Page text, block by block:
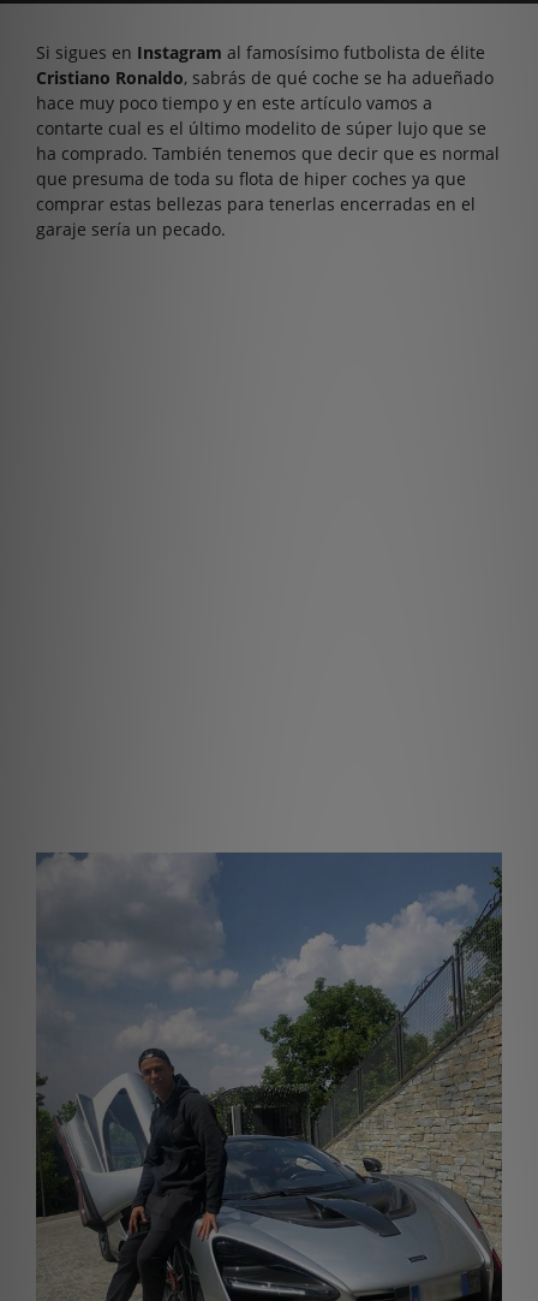
Si sigues en Instagram al famosísimo futbolista de élite
Cristiano Ronaldo, sabrás de qué coche se ha adueñado
hace muy poco tiempo y en este artículo vamos a
contarte cual es el último modelito de súper lujo que se
ha comprado. También tenemos que decir que es normal
que presuma de toda su flota de hiper coches ya que
comprar estas bellezas para tenerlas encerradas en el
garaje sería un pecado.